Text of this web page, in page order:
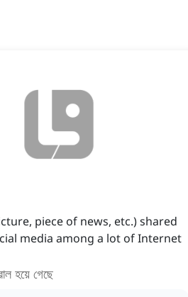
piece of news, etc.) shared
media among a lot of Internet
হয়ে গেছে